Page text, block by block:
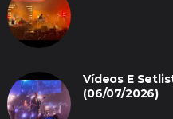
Vídeos E
(06/07/2026)